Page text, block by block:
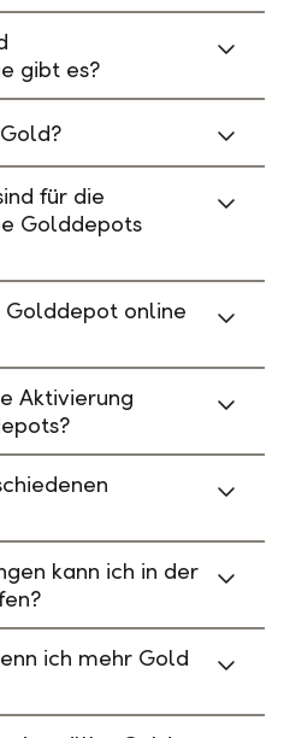
gibt es?
für die
Golddepots
Golddepot online
Aktivierung
kann ich in der
ich mehr Gold